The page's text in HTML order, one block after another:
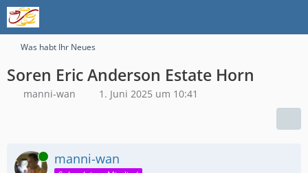
Was habt Ihr Neues
Soren Eric Anderson Estate Horn
manni-wan 1. Juni 2025 um 10:41
Online manni-wan